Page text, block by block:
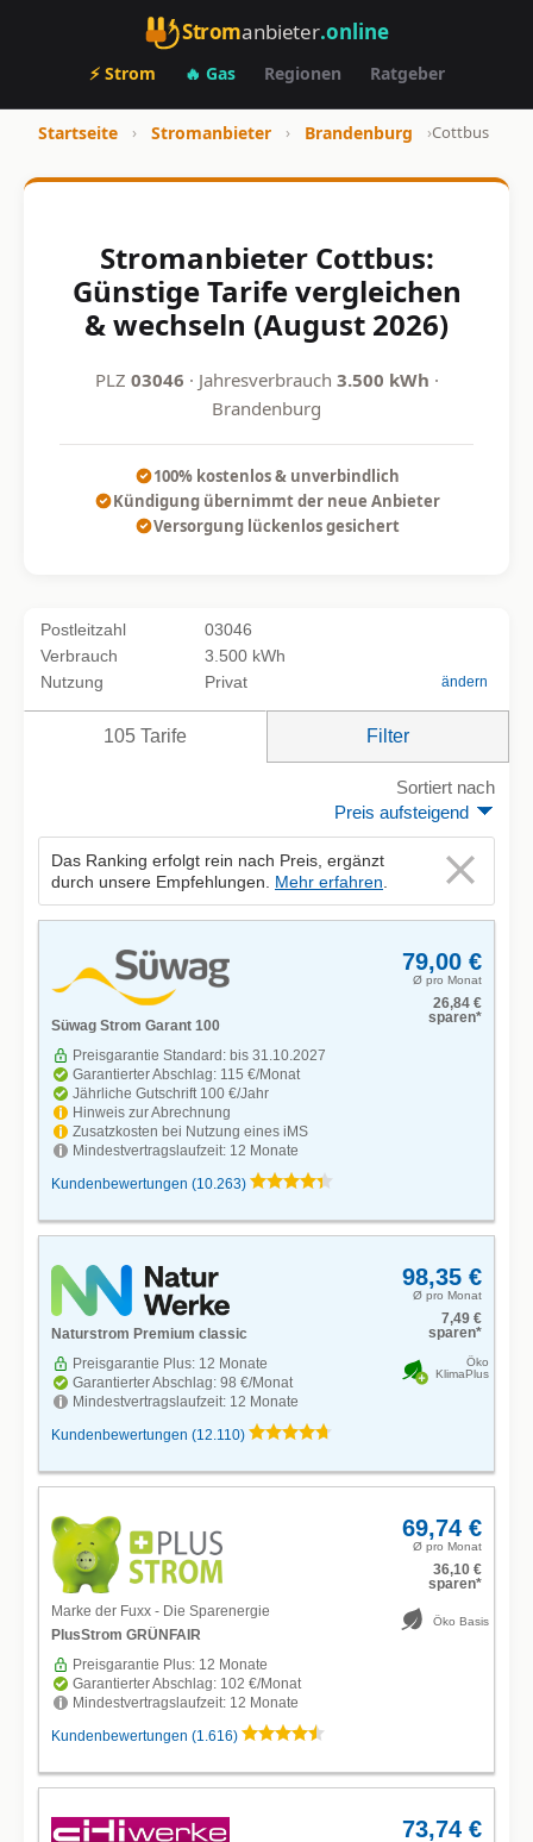
Stromanbieter.online
⚡ Strom 🔥 Gas Regionen Ratgeber
Startseite › Stromanbieter › Brandenburg ›Cottbus
Stromanbieter Cottbus:
Günstige Tarife vergleichen
& wechseln (August 2026)
PLZ 03046 · Jahresverbrauch 3.500 kWh ·
Brandenburg
100% kostenlos & unverbindlich
Kündigung übernimmt der neue Anbieter
Versorgung lückenlos gesichert